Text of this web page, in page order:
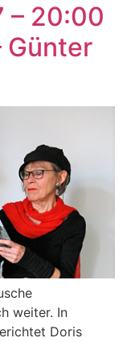
– 20:00
Günter
weiter. In
Doris